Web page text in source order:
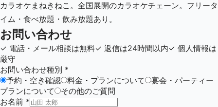
カラオケまねきねこ。全国展開のカラオケチェーン。フリータ
イム・食べ放題・飲み放題あり。
お問い合わせ
✓ 電話・メール相談は無料✓ 返信は24時間以内✓ 個人情報は
厳守
お問い合わせ種別 *
予約・空き確認
料金・プランについて
宴会・パーティー
プランについて
その他のご質問
お名前 *